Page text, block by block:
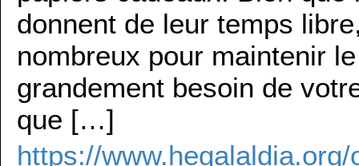
donnent de leur temps
nombreux pour maintenir
grandement besoin de
que […]
https://